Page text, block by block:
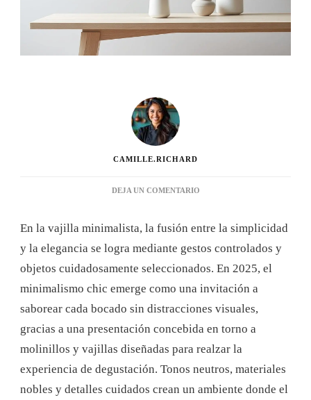
CAMILLE.RICHARD
DEJA UN COMENTARIOEN
MESA
MINIMALISTA
MOLINILLOS:
PARA
UNA
ELEGANTE
EN
En la vajilla minimalista, la fusión entre la simplicidad
y la elegancia se logra mediante gestos controlados y
objetos cuidadosamente seleccionados. En 2025, el
minimalismo chic emerge como una invitación a
saborear cada bocado sin distracciones visuales,
gracias a una presentación concebida en torno a
molinillos y vajillas diseñadas para realzar la
experiencia de degustación. Tonos neutros, materiales
nobles y detalles cuidados crean un ambiente donde el